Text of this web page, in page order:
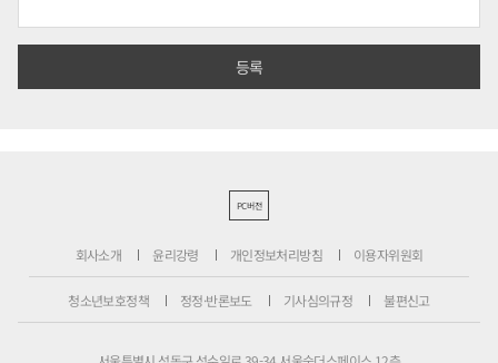
PC버전
회사소개 윤리강령 개인정보처리방침 이용자위원회
청소년보호정책 정정·반론보도 기사심의규정 불편신고